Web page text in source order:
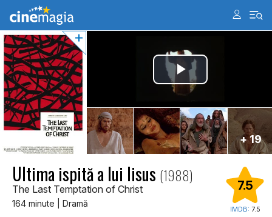
+ 19
Ultima ispită a lui Iisus (1988)
The Last Temptation of Christ
164 minute | Dramă
7.5
IMDB: 7.5